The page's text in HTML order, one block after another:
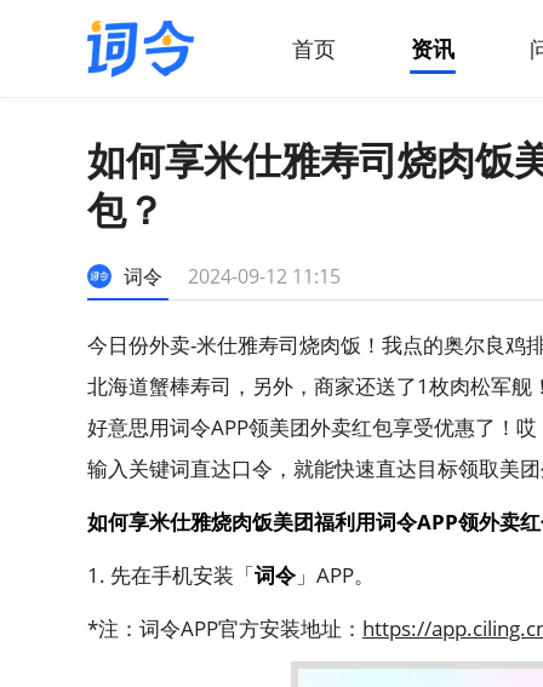
首页 资讯
如何享米仕雅寿司烧肉饭
包？
词令 2024-09-12 11:15
今日份外卖-米仕雅寿司烧肉饭！我点的奥尔良鸡
北海道蟹棒寿司，另外，商家还送了1枚肉松军
好意思用词令APP领美团外卖红包享受优惠了！
输入关键词直达口令，就能快速直达目标领取美
如何享米仕雅烧肉饭美团福利用词令APP领外卖
1. 先在手机安装「词令 」APP。
*注：词令APP官方安装地址： https://